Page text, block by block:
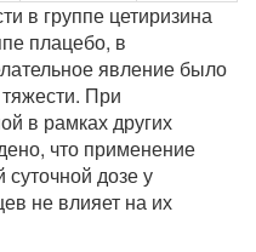
в группе цетиризина
плацебо, в
явление было
При
в рамках других
что применение
дозе у
не влияет на их